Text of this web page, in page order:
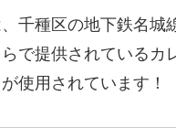
千種区の地下鉄名城
で提供されている
が使用されています！